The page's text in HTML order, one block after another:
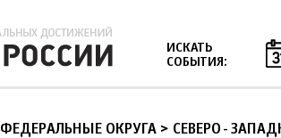
ИСКАТЬ
СОБЫТИЯ:
ФЕДЕРАЛЬНЫЕ ОКРУГА > СЕВЕРО-